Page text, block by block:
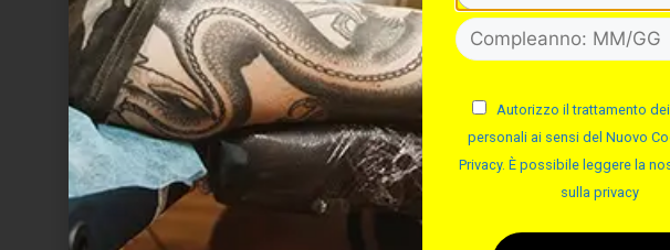
Autorizzo il trattamento
personali ai sensi del Nuovo
Privacy. È possibile leggere la
sulla privacy